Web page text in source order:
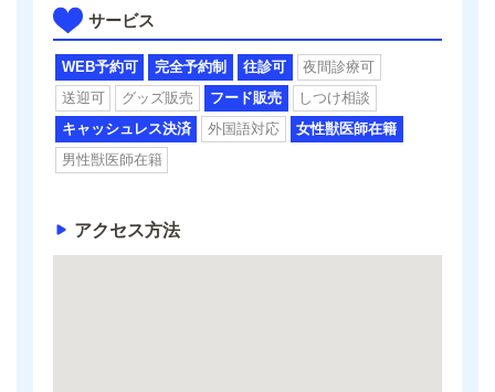
サービス
WEB予約可 完全予約制 往診可
夜間診療可
送迎可
グッズ販売 フード販売
しつけ相談
キャッシュレス決済
外国語対応
女性獣医師在籍
男性獣医師在籍
アクセス方法